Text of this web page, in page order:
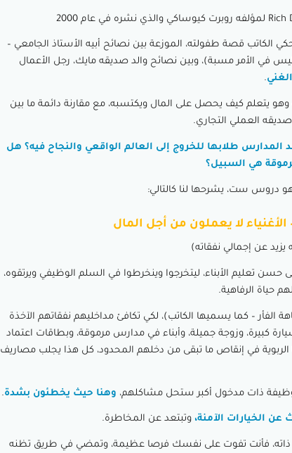
الكاتب قصة طفولته، الموزعة بين نصائح أبيه الأستاذ الجامعي –
في الأمر مسبة)، وبين نصائح والد صديقه مايك، رجل الأعمال
.
وهو يتعلم كيف يحصل على المال ويكتسبه، مع مقارنة دائمة ما بين
العملي التجاري.
المدارس طلابها للخروج إلى العالم الواقعي والنجاح فيه؟ هل
هي السبيل؟
دروس ست، يشرحها لنا كالتالي:
الأغنياء لا يعملون من أجل المال
عن إجمالي نفقاته)
حسن تعليم الأبناء، ليتخرجوا وينخرطوا في السلم الوظيفي ويرتقوه،
حياة الرفاهية.
– كما يسميها الكاتب)، لكي تكافئ مداخليهم نفقاتهم الآخذة
كبيرة، وزوجة جميلة، وأبناء في مدارس مرموقة، وبطاقات اعتماد
في إنقاص ما تبقى من دخلهم المحدود، كل هذا يجلب مصاريف
ذات مدخول أكبر ستحل مشاكلهم، وهنا حيث يخطئون بشدة.
الخيارات الآمنة، وتبتعد عن المخاطرة.
فأنت تفوت على نفسك فرصا عظيمة، وتمضي في طريق تظنه